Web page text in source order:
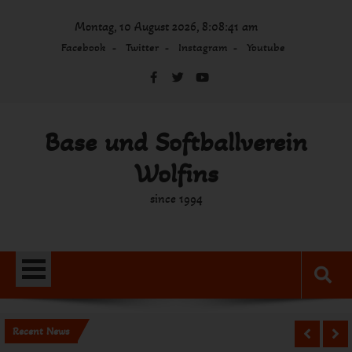
Montag, 10 August 2026, 8:08:41 am
Facebook Twitter Instagram Youtube
Base und Softballverein
Wolfins
since 1994
Recent News